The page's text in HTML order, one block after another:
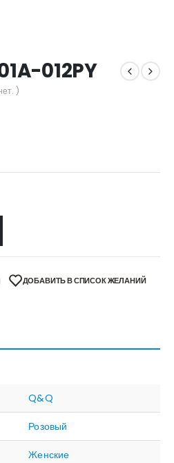
012PY
)
ДОБАВИТЬ В СПИСОК ЖЕЛАНИЙ
Q&Q
Розовый
Женские